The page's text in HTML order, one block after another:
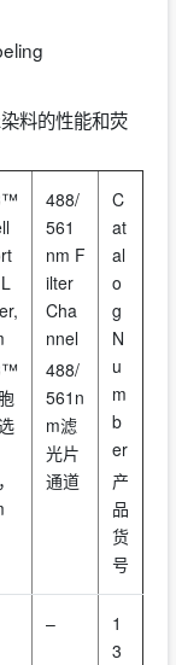
料的性能和荧
488/
561
nm F
ilter
Cha
nnel
488/
561n
m滤
光片
通道
C
at
al
o
g
N
u
m
b
er
产
品
货
号
–
1
3